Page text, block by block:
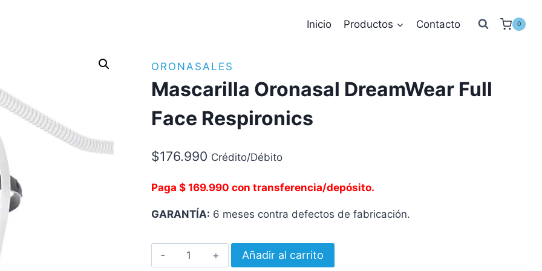
Inicio Productos Contacto 0
ORONASALES
Mascarilla Oronasal DreamWear Full
Face Respironics
$176.990 Crédito/Débito
Paga $ 169.990 con transferencia/depósito.
GARANTÍA: 6 meses contra defectos de fabricación.
Mascarilla
Oronasal
Añadir al carrito